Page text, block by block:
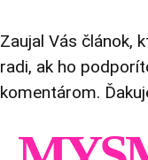
Zaujal Vás článok,
radi, ak ho
komentárom.